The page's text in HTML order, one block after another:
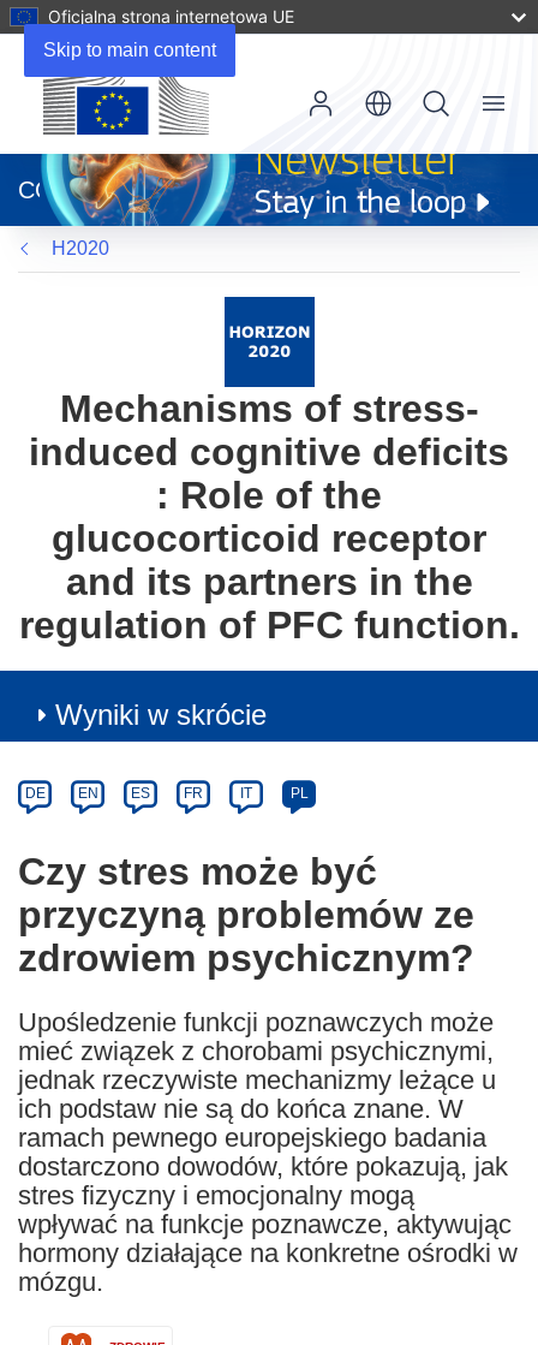
Skip to main content
Oficjalna strona internetowa UE
otworzy
się
w
nowym
oknie)
CORDIS
Menu
H2020
Mechanisms of stress-
induced cognitive deficits
: Role of the
glucocorticoid receptor
and its partners in the
regulation of PFC function.
Wyniki w skrócie
Category
Article
available
the
following
languages:
DE EN ES FR IT PL
Czy stres może być
przyczyną problemów ze
zdrowiem psychicznym?
Upośledzenie funkcji poznawczych może
mieć związek z chorobami psychicznymi,
jednak rzeczywiste mechanizmy leżące u
ich podstaw nie są do końca znane. W
ramach pewnego europejskiego badania
dostarczono dowodów, które pokazują, jak
stres fizyczny i emocjonalny mogą
wpływać na funkcje poznawcze, aktywując
hormony działające na konkretne ośrodki w
mózgu.